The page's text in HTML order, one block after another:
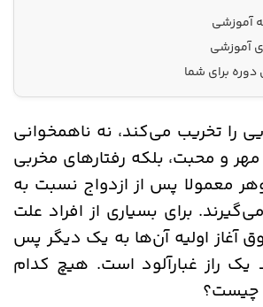
آموزشی
آموزشی
برای شما
را تخریب می‌کند، نه ناهمخوانی
و محبت، بلکه رفتارهای مخربی
معمولا پس از ازدواج نسبت به
برای بسیاری از افراد علت
اولیه آن‌ها به یک دیگر پس
یک راز غبارآلود است. هیچ کدام
چیست؟